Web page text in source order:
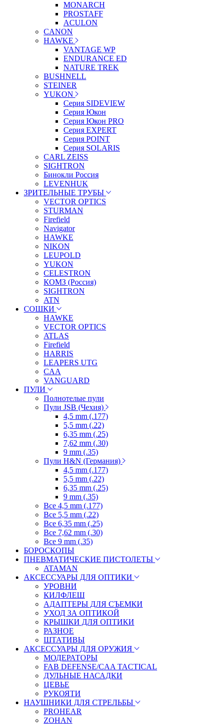
MONARCH
PROSTAFF
ACULON
CANON
HAWKE
VANTAGE WP
ENDURANCE ED
NATURE TREK
BUSHNELL
STEINER
YUKON
Серия SIDEVIEW
Серия Юкон
Серия Юкон PRO
Серия EXPERT
Серия POINT
Серия SOLARIS
CARL ZEISS
SIGHTRON
Бинокли Россия
LEVENHUK
ЗРИТЕЛЬНЫЕ ТРУБЫ
VECTOR OPTICS
STURMAN
Firefield
Navigator
HAWKE
NIKON
LEUPOLD
YUKON
CELESTRON
КОМЗ (Россия)
SIGHTRON
ATN
СОШКИ
HAWKE
VECTOR OPTICS
ATLAS
Firefield
HARRIS
LEAPERS UTG
CAA
VANGUARD
ПУЛИ
Полнотелые пули
Пули JSB (Чехия)
4,5 mm (.177)
5,5 mm (.22)
6,35 mm (.25)
7,62 mm (.30)
9 mm (.35)
Пули H&N (Германия)
4,5 mm (.177)
5,5 mm (.22)
6,35 mm (.25)
9 mm (.35)
Все 4,5 mm (.177)
Все 5,5 mm (.22)
Все 6,35 mm (.25)
Все 7,62 mm (.30)
Все 9 mm (.35)
БОРОСКОПЫ
ПНЕВМАТИЧЕСКИЕ ПИСТОЛЕТЫ
ATAMAN
АКСЕССУАРЫ ДЛЯ ОПТИКИ
УРОВНИ
КИЛФЛЕШ
АДАПТЕРЫ ДЛЯ СЪЕМКИ
УХОД ЗА ОПТИКОЙ
КРЫШКИ ДЛЯ ОПТИКИ
РАЗНОЕ
ШТАТИВЫ
АКСЕССУАРЫ ДЛЯ ОРУЖИЯ
МОДЕРАТОРЫ
FAB DEFENSE/CAA TACTICAL
ДУЛЬНЫЕ НАСАДКИ
ЦЕВЬЕ
РУКОЯТИ
НАУШНИКИ ДЛЯ СТРЕЛЬБЫ
PROHEAR
ZOHAN